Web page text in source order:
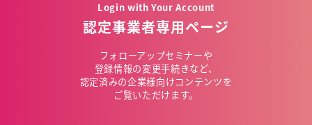
Login with Your Account
認定事業者専用ページ
フォローアップセミナーや
登録情報の変更手続きなど、
認定済みの企業様向けコンテンツを
ご覧いただけます。